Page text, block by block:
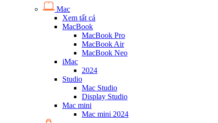
Mac
Xem tất cả
MacBook
MacBook Pro
MacBook Air
MacBook Neo
iMac
2024
Studio
Mac Studio
Display Studio
Mac mini
Mac mini 2024